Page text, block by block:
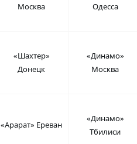
Москва
Одесса
«Шахтер»
Донецк
«Динамо»
Москва
«Арарат» Ереван
«Динамо»
Тбилиси